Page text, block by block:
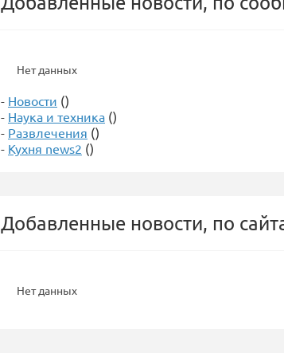
Нет данных
- Новости ()
- Наука и техника ()
- Развлечения ()
- Кухня news2 ()
Добавленные новости, по
Нет данных